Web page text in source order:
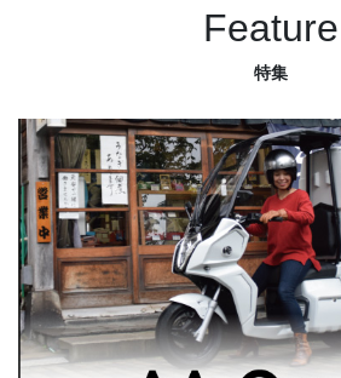
Feature
特集